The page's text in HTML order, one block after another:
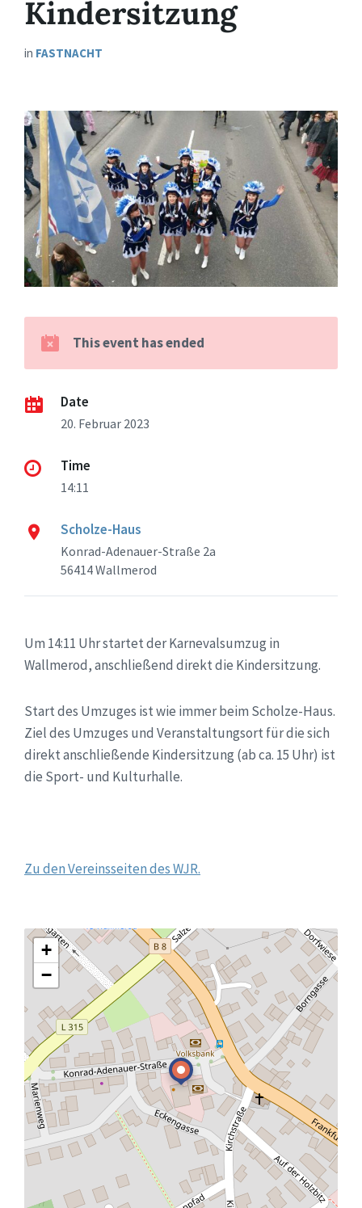
Kindersitzung
in FASTNACHT
This event has ended
Date
20. Februar 2023
Time
14:11
Scholze-Haus
Konrad-Adenauer-Straße 2a
56414 Wallmerod
Um 14:11 Uhr startet der Karnevalsumzug in
Wallmerod, anschließend direkt die Kindersitzung.
Start des Umzuges ist wie immer beim Scholze-Haus.
Ziel des Umzuges und Veranstaltungsort für die sich
direkt anschließende Kindersitzung (ab ca. 15 Uhr) ist
die Sport- und Kulturhalle.
Zu den Vereinsseiten des WJR.
+
−